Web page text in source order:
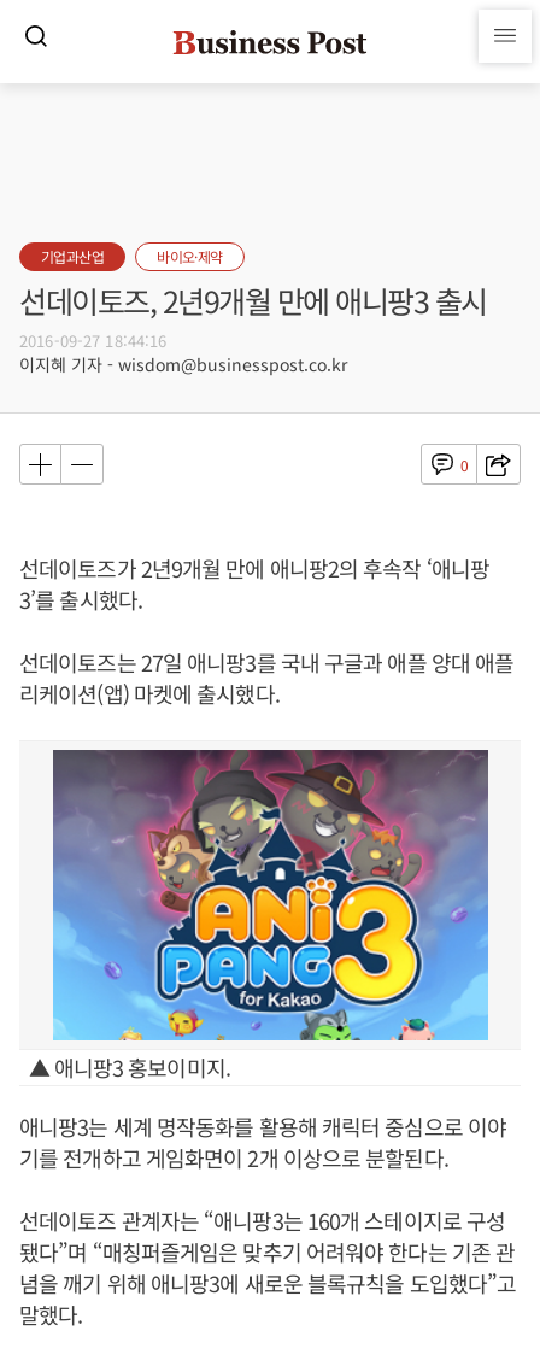
기업과산업 바이오·제약
선데이토즈, 2년9개월 만에 애니팡3 출시
2016-09-27 18:44:16
이지혜 기자 - wisdom@businesspost.co.kr
0
선데이토즈가 2년9개월 만에 애니팡2의 후속작 ‘애니팡
3’를 출시했다.
선데이토즈는 27일 애니팡3를 국내 구글과 애플 양대 애플
리케이션(앱) 마켓에 출시했다.
▲ 애니팡3 홍보이미지.
애니팡3는 세계 명작동화를 활용해 캐릭터 중심으로 이야
기를 전개하고 게임화면이 2개 이상으로 분할된다.
선데이토즈 관계자는 “애니팡3는 160개 스테이지로 구성
됐다”며 “매칭퍼즐게임은 맞추기 어려워야 한다는 기존 관
념을 깨기 위해 애니팡3에 새로운 블록규칙을 도입했다”고
말했다.